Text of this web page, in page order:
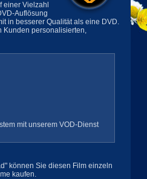
einer Vielzahl
Auflösung
in besserer Qualität als eine DVD.
Kunden personalisierten,
mit unserem VOD-Dienst
können Sie diesen Film einzeln
kaufen.